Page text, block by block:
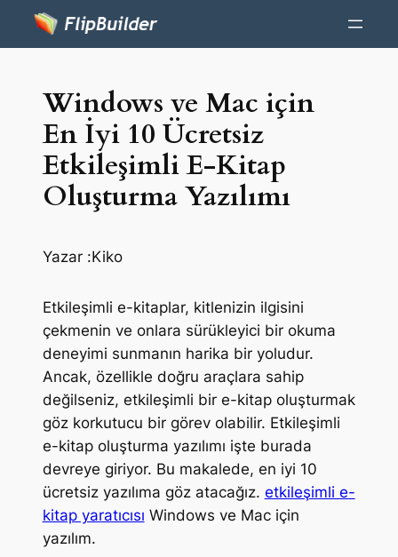
Windows ve Mac için
En İyi 10 Ücretsiz
Etkileşimli E-Kitap
Oluşturma Yazılımı
Yazar :Kiko
Etkileşimli e-kitaplar, kitlenizin ilgisini
çekmenin ve onlara sürükleyici bir okuma
deneyimi sunmanın harika bir yoludur.
Ancak, özellikle doğru araçlara sahip
değilseniz, etkileşimli bir e-kitap oluşturmak
göz korkutucu bir görev olabilir. Etkileşimli
e-kitap oluşturma yazılımı işte burada
devreye giriyor. Bu makalede, en iyi 10
ücretsiz yazılıma göz atacağız. etkileşimli e-
kitap yaratıcısı Windows ve Mac için
yazılım.